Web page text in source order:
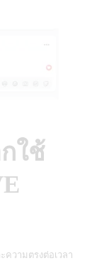
ใช้
ความตรงต่อเวลา